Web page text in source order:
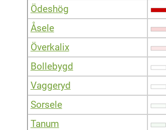
Ödeshög
Åsele
Överkalix
Bollebygd
Vaggeryd
Sorsele
Tanum